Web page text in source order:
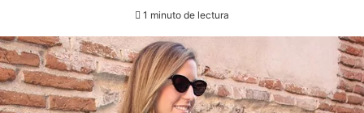
1 minuto de lectura